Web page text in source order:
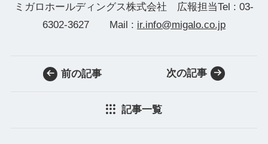
ミガロホールディングス株式会社 広報担当Tel : 03-
6302-3627 Mail : ir.info@migalo.co.jp
前の記事
記事一覧
次の記事